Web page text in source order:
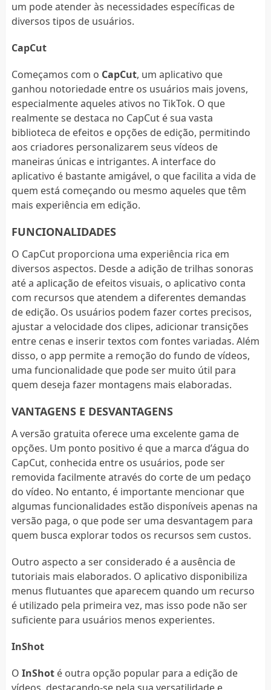
um pode atender às necessidades específicas de
diversos tipos de usuários.
CapCut
Começamos com o CapCut, um aplicativo que
ganhou notoriedade entre os usuários mais jovens,
especialmente aqueles ativos no TikTok. O que
realmente se destaca no CapCut é sua vasta
biblioteca de efeitos e opções de edição, permitindo
aos criadores personalizarem seus vídeos de
maneiras únicas e intrigantes. A interface do
aplicativo é bastante amigável, o que facilita a vida de
quem está começando ou mesmo aqueles que têm
mais experiência em edição.
FUNCIONALIDADES
O CapCut proporciona uma experiência rica em
diversos aspectos. Desde a adição de trilhas sonoras
até a aplicação de efeitos visuais, o aplicativo conta
com recursos que atendem a diferentes demandas
de edição. Os usuários podem fazer cortes precisos,
ajustar a velocidade dos clipes, adicionar transições
entre cenas e inserir textos com fontes variadas. Além
disso, o app permite a remoção do fundo de vídeos,
uma funcionalidade que pode ser muito útil para
quem deseja fazer montagens mais elaboradas.
VANTAGENS E DESVANTAGENS
A versão gratuita oferece uma excelente gama de
opções. Um ponto positivo é que a marca d’água do
CapCut, conhecida entre os usuários, pode ser
removida facilmente através do corte de um pedaço
do vídeo. No entanto, é importante mencionar que
algumas funcionalidades estão disponíveis apenas na
versão paga, o que pode ser uma desvantagem para
quem busca explorar todos os recursos sem custos.
Outro aspecto a ser considerado é a ausência de
tutoriais mais elaborados. O aplicativo disponibiliza
menus flutuantes que aparecem quando um recurso
é utilizado pela primeira vez, mas isso pode não ser
suficiente para usuários menos experientes.
InShot
O InShoté outra opção popular para a edição de
vídeos, destacando-se pela sua versatilidade e